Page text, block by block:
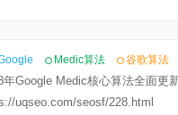
Medic算法 谷歌算法
年Google Medic核心算法全面更
uqseo.com/seosf/228.html